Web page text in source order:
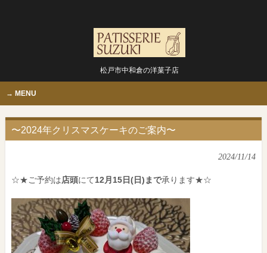
松戸市中和倉の洋菓子店
MENU
〜2024年クリスマスケーキのご案内〜
2024/11/14
☆★ご予約は店頭にて12月15日(日)まで承ります★☆